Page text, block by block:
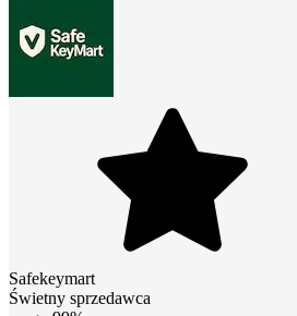
Safekeymart
Świetny sprzedawca